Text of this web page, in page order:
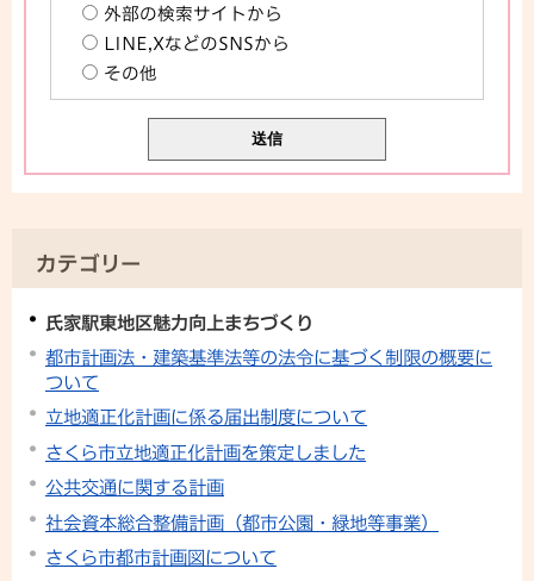
外部の検索サイトから
LINE,XなどのSNSから
その他
カテゴリー
氏家駅東地区魅力向上まちづくり
都市計画法・建築基準法等の法令に基づく制限の概要に
ついて
立地適正化計画に係る届出制度について
さくら市立地適正化計画を策定しました
公共交通に関する計画
社会資本総合整備計画（都市公園・緑地等事業）
さくら市都市計画図について